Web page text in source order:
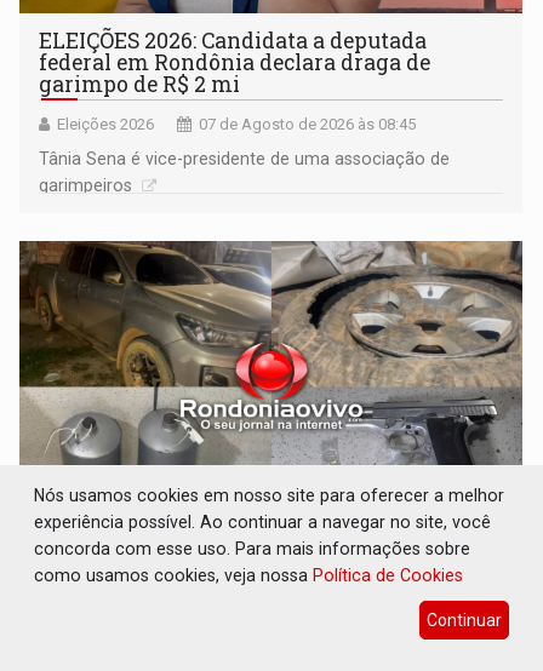
ELEIÇÕES 2026: Candidata a deputada
federal em Rondônia declara draga de
garimpo de R$ 2 mi
Eleições 2026 07 de Agosto de 2026 às 08:45
Tânia Sena é vice-presidente de uma associação de
garimpeiros
VÍDEO: Casal de garimpeiros é preso com
mercúrio em estepe, ouro e arma
Nós usamos cookies em nosso site para oferecer a melhor
experiência possível. Ao continuar a navegar no site, você
concorda com esse uso. Para mais informações sobre
como usamos cookies, veja nossa Política de Cookies
Continuar